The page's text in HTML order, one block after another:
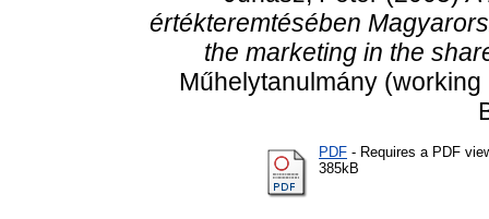
értékteremtésében
the marketing in the
Műhelytanulmány
PDF - Requires a PDF
385kB